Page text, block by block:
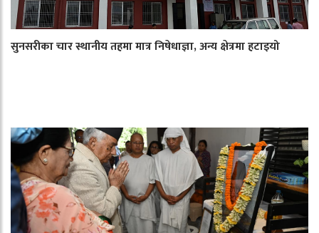
सुनसरीका चार स्थानीय तहमा मात्र निषेधाज्ञा, अन्य क्षेत्रमा हटाइयो